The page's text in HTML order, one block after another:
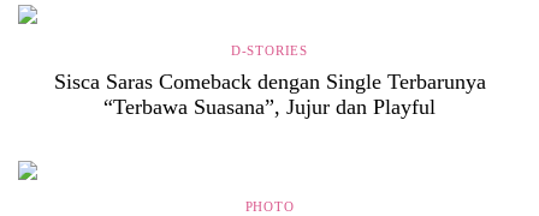
D-STORIES
Sisca Saras Comeback dengan Single Terbarunya
“Terbawa Suasana”, Jujur dan Playful
PHOTO